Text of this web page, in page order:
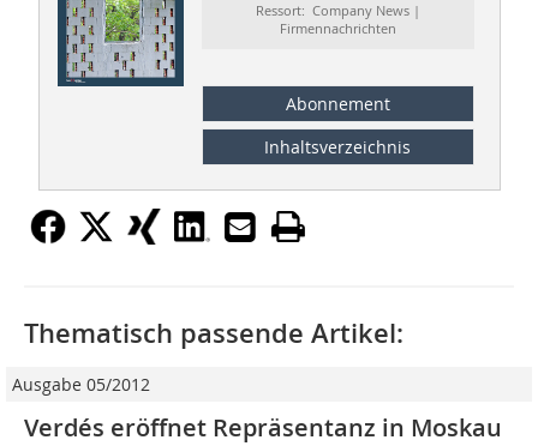
Ressort: Company News |
Firmennachrichten
Abonnement
Inhaltsverzeichnis
Thematisch passende Artikel:
Ausgabe 05/2012
Verdés eröffnet Repräsentanz in Moskau